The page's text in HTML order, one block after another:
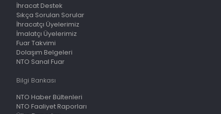
İhracat Destek
Sıkça Sorulan Sorular
İhracatçı Üyelerimiz
İmalatçı Üyelerimiz
Fuar Takvimi
Dolaşım Belgeleri
NTO Sanal Fuar
Bilgi Bankası
NTO Haber Bültenleri
NTO Faaliyet Raporları